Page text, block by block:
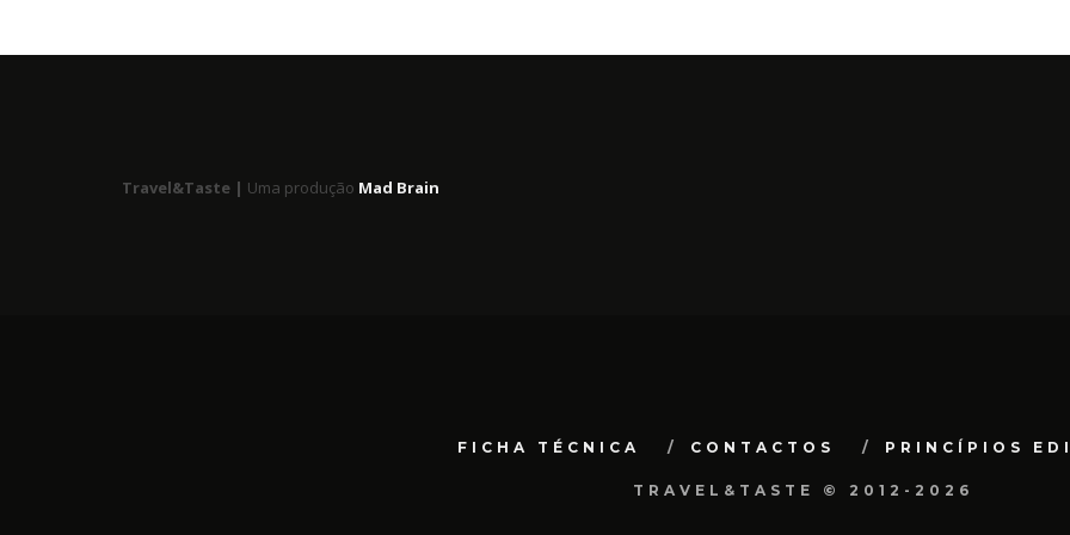
Travel&Taste | Uma produção Mad Brain
FICHA TÉCNICA CONTACTOS PRINCÍPIOS
TRAVEL&TASTE © 2012-2026